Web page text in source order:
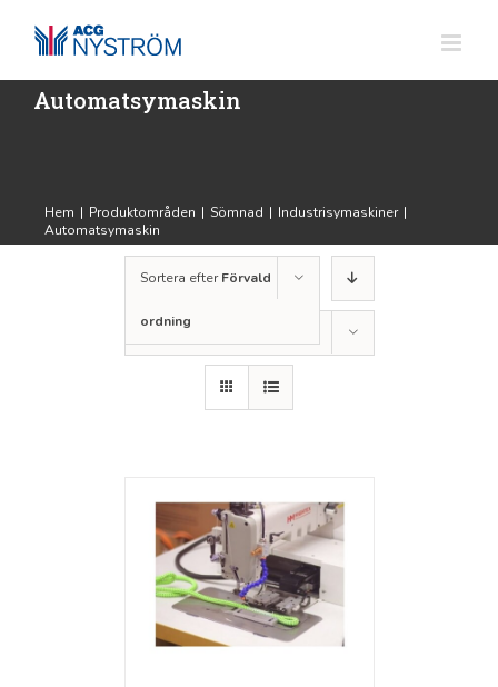
innehållet
Automatsymaskin
Hem | Produktområden | Sömnad | Industrisymaskiner |
Automatsymaskin
Sortera efterFörvald
ordning
24 produkter